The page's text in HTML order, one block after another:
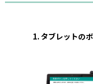
1. タブレットの